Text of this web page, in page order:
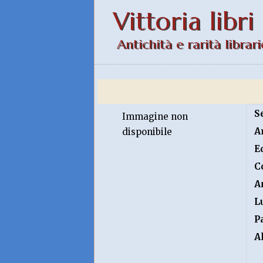
Vittoria libri
Antichità e rarità
Immagine non
disponibile